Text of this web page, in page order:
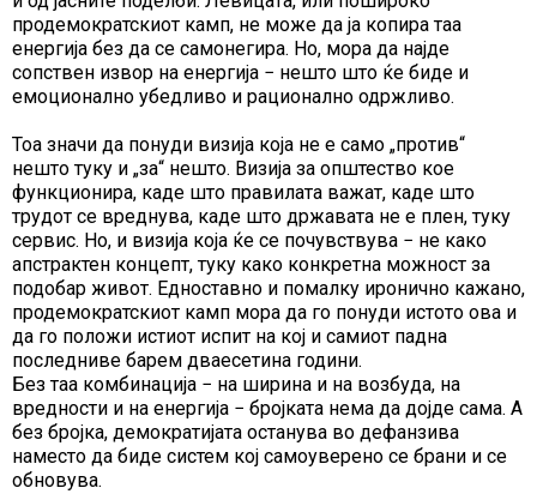
продемократскиот камп, не може да ја копира таа
енергија без да се самонегира. Но, мора да најде
сопствен извор на енергија − нешто што ќе биде и
емоционално убедливо и рационално одржливо.
Тоа значи да понуди визија која не е само „против“
нешто туку и „за“ нешто. Визија за општество кое
функционира, каде што правилата важат, каде што
трудот се вреднува, каде што државата не е плен, туку
сервис. Но, и визија која ќе се почувствува − не како
апстрактен концепт, туку како конкретна можност за
подобар живот. Едноставно и помалку иронично кажано,
продемократскиот камп мора да го понуди истото ова и
да го положи истиот испит на кој и самиот падна
последниве барем дваесетина години.
Без таа комбинација − на ширина и на возбуда, на
вредности и на енергија − бројката нема да дојде сама. А
без бројка, демократијата останува во дефанзива
наместо да биде систем кој самоуверено се брани и се
обновува.